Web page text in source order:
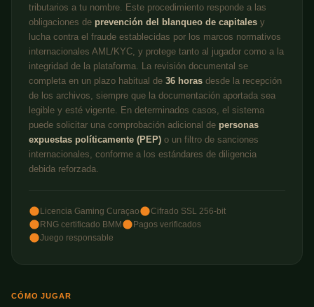
tributarios a tu nombre. Este procedimiento responde a las
obligaciones de prevención del blanqueo de capitales y
lucha contra el fraude establecidas por los marcos normativos
internacionales AML/KYC, y protege tanto al jugador como a la
integridad de la plataforma. La revisión documental se
completa en un plazo habitual de 36 horas desde la recepción
de los archivos, siempre que la documentación aportada sea
legible y esté vigente. En determinados casos, el sistema
puede solicitar una comprobación adicional de personas
expuestas políticamente (PEP) o un filtro de sanciones
internacionales, conforme a los estándares de diligencia
debida reforzada.
Licencia Gaming Curaçao
Cifrado SSL 256-bit
RNG certificado BMM
Pagos verificados
Juego responsable
CÓMO JUGAR